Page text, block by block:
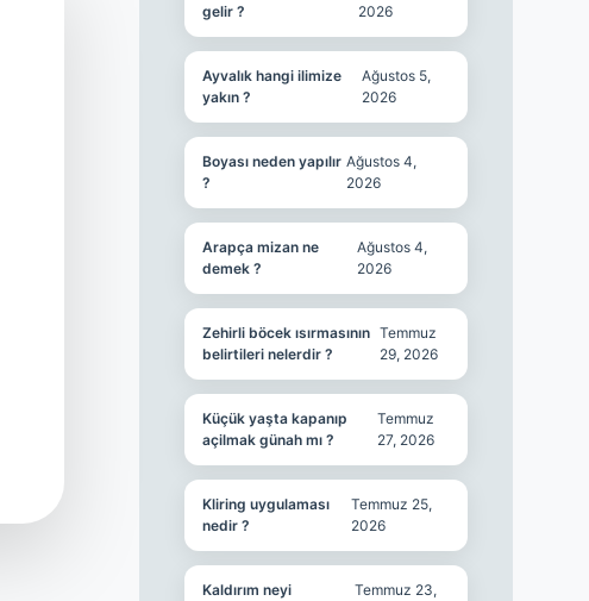
gelir ?
2026
Ayvalık hangi ilimize
yakın ?
Ağustos 5,
2026
Boyası neden yapılır
?
Ağustos 4,
2026
Arapça mizan ne
demek ?
Ağustos 4,
2026
Zehirli böcek ısırmasının
belirtileri nelerdir ?
Temmuz
29, 2026
Küçük yaşta kapanıp
açilmak günah mı ?
Temmuz
27, 2026
Kliring uygulaması
nedir ?
Temmuz 25,
2026
Kaldırım neyi
Temmuz 23,